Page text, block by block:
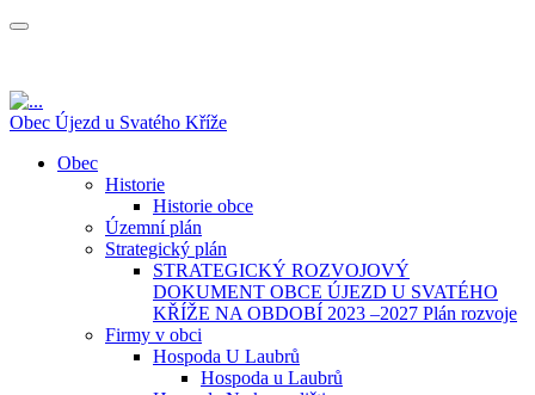
Obec Újezd u Svatého Kříže
Obec
Historie
Historie obce
Územní plán
Strategický plán
STRATEGICKÝ ROZVOJOVÝ
DOKUMENT OBCE ÚJEZD U SVATÉHO
KŘÍŽE NA OBDOBÍ 2023 –2027 Plán rozvoje
Firmy v obci
Hospoda U Laubrů
Hospoda u Laubrů